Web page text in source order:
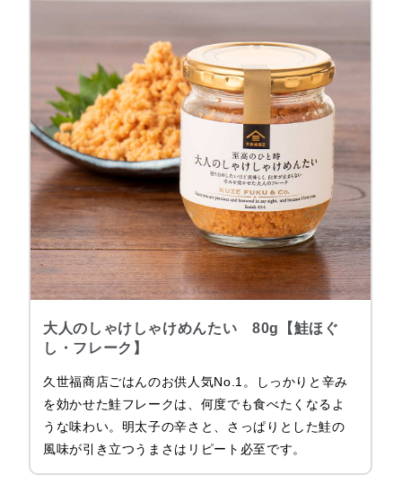
大人のしゃけしゃけめんたい 80g【鮭ほぐ
し・フレーク】
久世福商店ごはんのお供人気No.1。しっかりと辛み
を効かせた鮭フレークは、何度でも食べたくなるよ
うな味わい。明太子の辛さと、さっぱりとした鮭の
風味が引き立つうまさはリピート必至です。